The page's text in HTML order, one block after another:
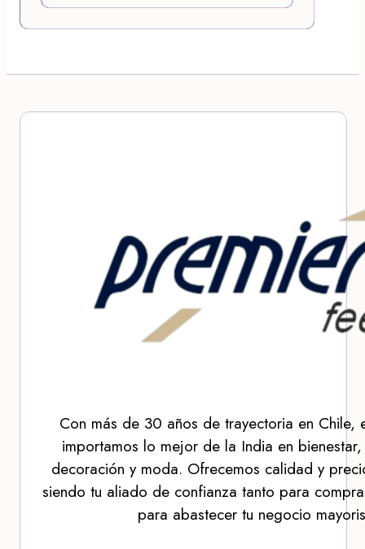
Con más de 30 años de trayectoria en Chile,
importamos lo mejor de la India en
decoración y moda. Ofrecemos calidad y
siendo tu aliado de confianza tanto para
para abastecer tu negocio